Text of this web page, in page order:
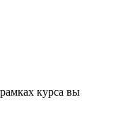
курса вы